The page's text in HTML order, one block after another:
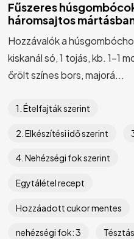
Fűszeres
háromsajtos
Hozzávalók a
kiskanál só, 1 tojás, kb. 1-1
őrölt színes bors, majorá...
1. Ételfajták szerint
2. Elkészítési idő szerint
4. Nehézségi fok szerint
Egytálétel recept
Hozzáadott cukor mentes
nehézségi fok: 3